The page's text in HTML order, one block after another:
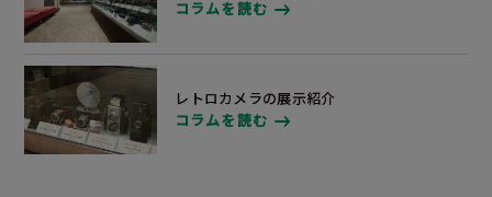
コラムを読む
レトロカメラの展示紹介
コラムを読む